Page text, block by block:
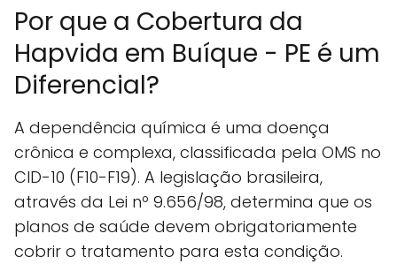
Por que a Cobertura da
Hapvida em Buíque - PE é um
Diferencial?
A dependência química é uma doença
crônica e complexa, classificada pela OMS no
CID-10 (F10-F19). A legislação brasileira,
através da Lei nº 9.656/98, determina que os
planos de saúde devem obrigatoriamente
cobrir o tratamento para esta condição.